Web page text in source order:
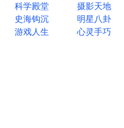
科学殿堂
摄影天地
史海钩沉
明星八卦
游戏人生
心灵手巧